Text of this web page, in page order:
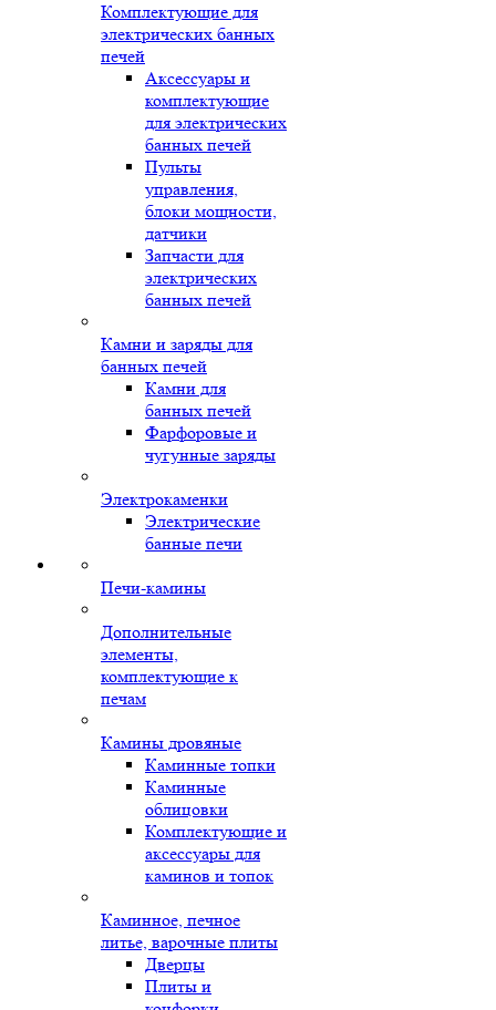
Комплектующие для
электрических банных
печей
Аксессуары и
комплектующие
для электрических
банных печей
Пульты
управления,
блоки мощности,
датчики
Запчасти для
электрических
банных печей
Камни и заряды для
банных печей
Камни для
банных печей
Фарфоровые и
чугунные заряды
Электрокаменки
Электрические
банные печи
Печи-камины
Дополнительные
элементы,
комплектующие к
печам
Камины дровяные
Каминные топки
Каминные
облицовки
Комплектующие и
аксессуары для
каминов и топок
Каминное, печное
литье, варочные плиты
Дверцы
Плиты и